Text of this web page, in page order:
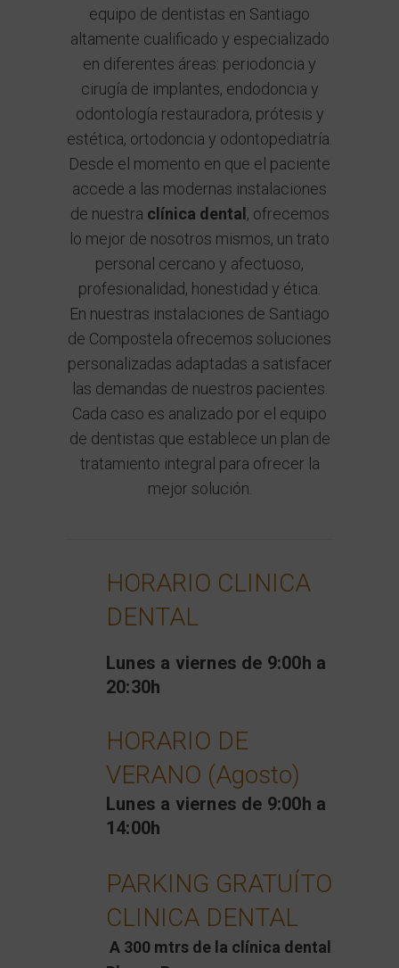
equipo de dentistas en Santiago
altamente cualificado y especializado
en diferentes áreas: periodoncia y
cirugía de implantes, endodoncia y
odontología restauradora, prótesis y
estética, ortodoncia y odontopediatría.
Desde el momento en que el paciente
accede a las modernas instalaciones
de nuestra clínica dental , ofrecemos
lo mejor de nosotros mismos, un trato
personal cercano y afectuoso,
profesionalidad, honestidad y ética.
En nuestras instalaciones de Santiago
de Compostela ofrecemos soluciones
personalizadas adaptadas a satisfacer
las demandas de nuestros pacientes.
Cada caso es analizado por el equipo
de dentistas que establece un plan de
tratamiento integral para ofrecer la
mejor solución.
HORARIO CLINICA
DENTAL
Lunes a viernes de 9:00h a
20:30h
HORARIO DE
VERANO (Agosto)
Lunes a viernes de 9:00h a
14:00h
PARKING GRATUÍTO
CLINICA DENTAL
A 300 mtrs de la clínica dental